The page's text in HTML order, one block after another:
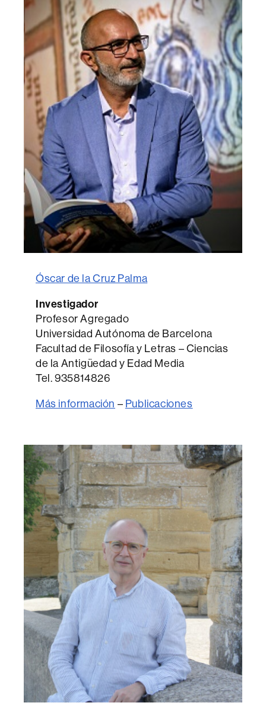
Óscar de la Cruz Palma
Investigador
Profesor Agregado
Universidad Autónoma de Barcelona
Facultad de Filosofía y Letras – Ciencias
de la Antigüedad y Edad Media
Tel. 935814826
Más información – Publicaciones